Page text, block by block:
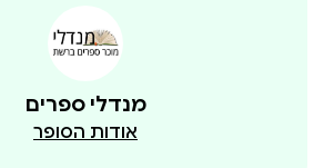
מנדלי ספרים
אודות הסופר